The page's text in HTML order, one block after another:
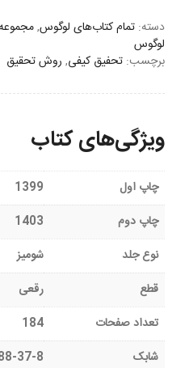
پساکیفی
عدد
دسته: تمام کتاب‌های لوگوس,
لوگوس
برچسب: تحفیق کیفی, روش تحقیق
ویژگی‌های کتاب
چاپ اول
1399
چاپ دوم
1403
نوع جلد
شومیز
قطع
رقعی
تعداد صفحات
184
شابک
37-8